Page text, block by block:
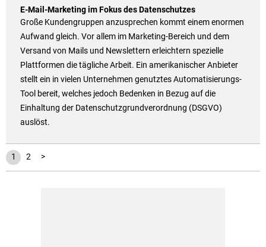
E-Mail-Marketing im Fokus des Datenschutzes
Große Kundengruppen anzusprechen kommt einem enormen
Aufwand gleich. Vor allem im Marketing-Bereich und dem
Versand von Mails und Newslettern erleichtern spezielle
Plattformen die tägliche Arbeit. Ein amerikanischer Anbieter
stellt ein in vielen Unternehmen genutztes Automatisierungs-
Tool bereit, welches jedoch Bedenken in Bezug auf die
Einhaltung der Datenschutzgrundverordnung (DSGVO)
auslöst.
1 2 >